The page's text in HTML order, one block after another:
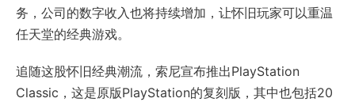
务，公司的数字收入也将持续增加，让怀旧玩家可以重温
任天堂的经典游戏。
追随这股怀旧经典潮流，索尼宣布推出PlayStation
Classic，这是原版PlayStation的复刻版，其中也包括20